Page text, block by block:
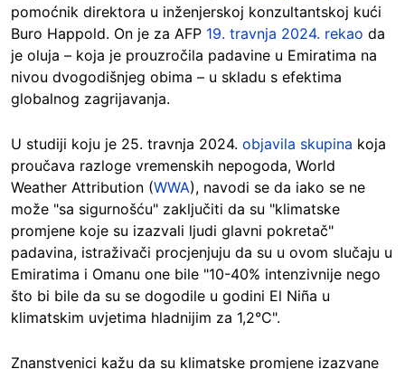
pomoćnik direktora u inženjerskoj konzultantskoj kući
Buro Happold. On je za AFP 19. travnja 2024. rekao da
je oluja – koja je prouzročila padavine u Emiratima na
nivou dvogodišnjeg obima – u skladu s efektima
globalnog zagrijavanja.
U studiji koju je 25. travnja 2024. objavila skupina koja
proučava razloge vremenskih nepogoda, World
Weather Attribution (WWA), navodi se da iako se ne
može "sa sigurnošću" zaključiti da su "klimatske
promjene koje su izazvali ljudi glavni pokretač"
padavina, istraživači procjenjuju da su u ovom slučaju u
Emiratima i Omanu one bile "10-40% intenzivnije nego
što bi bile da su se dogodile u godini El Niña u
klimatskim uvjetima hladnijim za 1,2°C".
Znanstvenici kažu da su klimatske promjene izazvane